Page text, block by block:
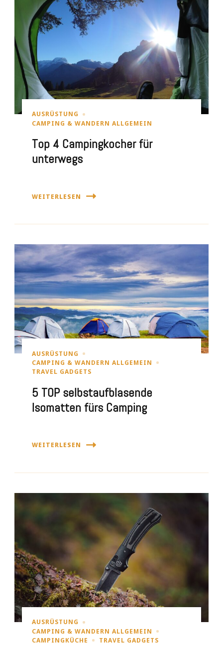
AUSRÜSTUNG
CAMPING & WANDERN ALLGEMEIN
Top 4 Campingkocher für
unterwegs
WEITERLESEN
AUSRÜSTUNG
CAMPING & WANDERN ALLGEMEIN
TRAVEL GADGETS
5 TOP selbstaufblasende
Isomatten fürs Camping
WEITERLESEN
AUSRÜSTUNG
CAMPING & WANDERN ALLGEMEIN
CAMPINGKÜCHE
TRAVEL GADGETS